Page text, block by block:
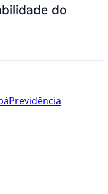
do
Previdência